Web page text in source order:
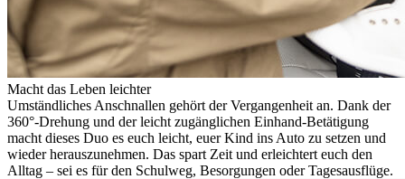
Macht das Leben leichter
Umständliches Anschnallen gehört der Vergangenheit an. Dank der
360°-Drehung und der leicht zugänglichen Einhand-Betätigung
macht dieses Duo es euch leicht, euer Kind ins Auto zu setzen und
wieder herauszunehmen. Das spart Zeit und erleichtert euch den
Alltag – sei es für den Schulweg, Besorgungen oder Tagesausflüge.